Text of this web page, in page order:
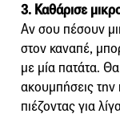
3. Καθάρισε
Αν σου πέσουν
στον καναπέ,
με μία πατάτα.
ακουμπήσεις
πιέζοντας για